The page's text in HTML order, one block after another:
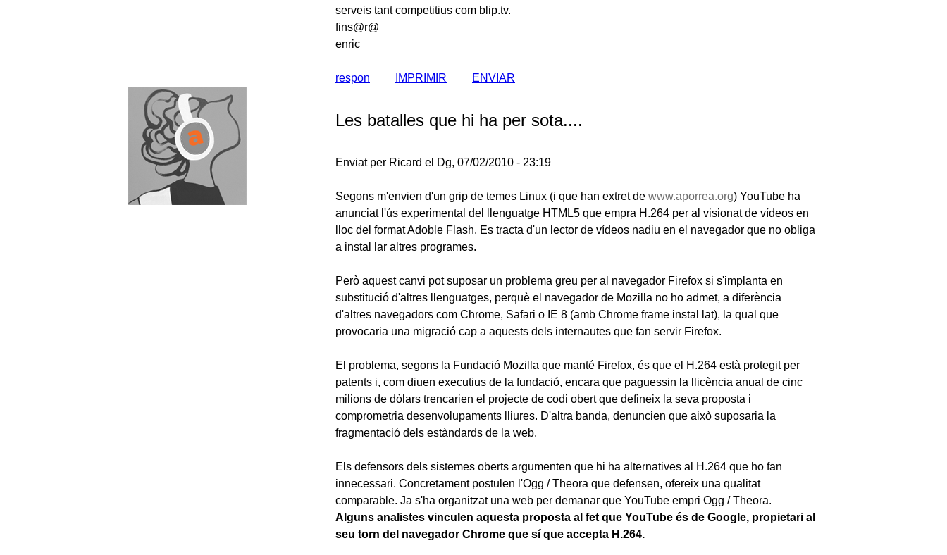
serveis tant competitius com blip.tv.
fins@r@
enric
respon IMPRIMIR ENVIAR
Les batalles que hi ha per sota....
Enviat per Ricard el Dg, 07/02/2010 - 23:19
Segons m'envien d'un grip de temes Linux (i que han extret de www.aporrea.org) YouTube ha
anunciat l'ús experimental del llenguatge HTML5 que empra H.264 per al visionat de vídeos en
lloc del format Adoble Flash. Es tracta d'un lector de vídeos nadiu en el navegador que no obliga
a instal lar altres programes.
Però aquest canvi pot suposar un problema greu per al navegador Firefox si s'implanta en
substitució d'altres llenguatges, perquè el navegador de Mozilla no ho admet, a diferència
d'altres navegadors com Chrome, Safari o IE 8 (amb Chrome frame instal lat), la qual que
provocaria una migració cap a aquests dels internautes que fan servir Firefox.
El problema, segons la Fundació Mozilla que manté Firefox, és que el H.264 està protegit per
patents i, com diuen executius de la fundació, encara que paguessin la llicència anual de cinc
milions de dòlars trencarien el projecte de codi obert que defineix la seva proposta i
comprometria desenvolupaments lliures. D'altra banda, denuncien que això suposaria la
fragmentació dels estàndards de la web.
Els defensors dels sistemes oberts argumenten que hi ha alternatives al H.264 que ho fan
innecessari. Concretament postulen l'Ogg / Theora que defensen, ofereix una qualitat
comparable. Ja s'ha organitzat una web per demanar que YouTube empri Ogg / Theora.
Alguns analistes vinculen aquesta proposta al fet que YouTube és de Google, propietari al
seu torn del navegador Chrome que sí que accepta H.264.